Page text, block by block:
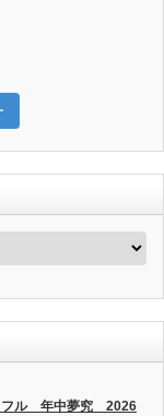
フル 年中夢究 2026